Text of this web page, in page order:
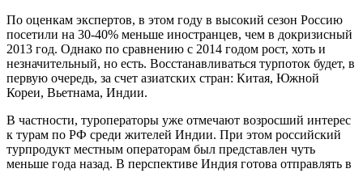
По оценкам экспертов, в этом году в высокий сезон Россию
посетили на 30-40% меньше иностранцев, чем в докризисный
2013 год. Однако по сравнению с 2014 годом рост, хоть и
незначительный, но есть. Восстанавливаться турпоток будет, в
первую очередь, за счет азиатских стран: Китая, Южной
Кореи, Вьетнама, Индии.
В частности, туроператоры уже отмечают возросший интерес
к турам по РФ среди жителей Индии. При этом российский
турпродукт местным операторам был представлен чуть
меньше года назад. В перспективе Индия готова отправлять в